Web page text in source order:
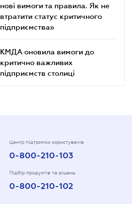
нові вимоги та правила. Як не
втратити статус критичного
підприємства»
КМДА оновила вимоги до
критично важливих
підприємств столиці
Центр підтримки користувачів
0-800-210-103
Підбір продуктів та рішень
0-800-210-102